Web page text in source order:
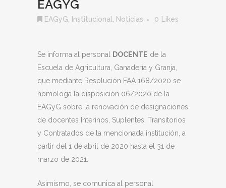
EAGYG
EAGyG Institucional Noticias 0 Likes
Se informa al personal DOCENTE de la
Escuela de Agricultura, Ganadería y Granja,
que mediante Resolución FAA 168/2020 se
homologa la disposición 06/2020 de la
EAGyG sobre la renovación de designaciones
de docentes Interinos, Suplentes, Transitorios
y Contratados de la mencionada institución, a
partir del 1 de abril de 2020 hasta el 31 de
marzo de 2021.
Asimismo, se comunica al personal